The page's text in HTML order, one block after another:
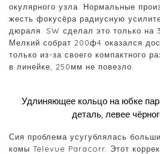
окулярного узла. Нормальные
жесть фокусёра радиусную
дюраля. SW сделал это только на
Мелкий собрат 200ф4 оказался
только из-за своего компактного
в линейке, 250мм не повезло.
Удлиняющее кольцо на юбке
деталь, левее
Сия проблема усугублялась
комы Televue Paracorr. Этот